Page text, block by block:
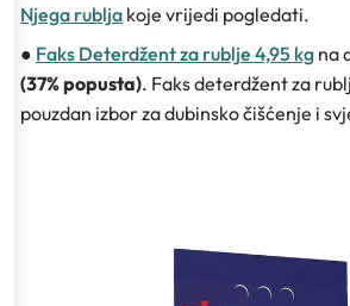
Njega rublja koje vrijedi pogledati.
● Faks Deterdžent za rublje 4,95 kg na
(37% popusta). Faks deterdžent za
pouzdan izbor za dubinsko čišćenje i